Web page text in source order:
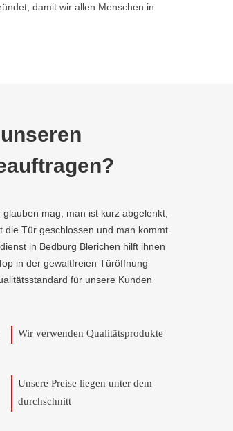
damit wir allen Menschen in
mag, man ist kurz abgelenkt,
die Tür geschlossen und man kommt
in Bedburg Blerichen hilft ihnen
in der gewaltfreien Türöffnung
für unsere Kunden
Wir verwenden Qualitätsprodukte
Unsere Preise liegen unter dem
durchschnitt